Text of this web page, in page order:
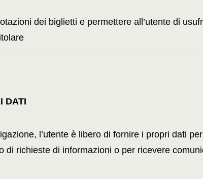
dei biglietti e permettere all’utente di
DATI
l’utente è libero di fornire i propri dati
di richieste di informazioni o per ricevere